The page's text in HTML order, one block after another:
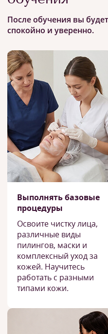
После обучения вы
спокойно и уверенно.
Выполнять базовые
процедуры
Освоите чистку лица,
различные виды
пилингов, маски и
комплексный уход за
кожей. Научитесь
работать с разными
типами кожи.